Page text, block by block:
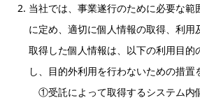
当社では、事業遂行のために必要な範
に定め、適切に個人情報の取得、利用
取得した個人情報は、以下の利用目的
し、目的外利用を行わないための措置
①受託によって取得するシステム内